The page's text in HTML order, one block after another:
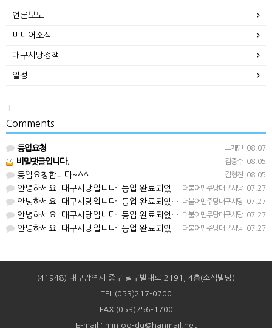
언론보도
미디어소식
대구시당정책
일정
+
Comments
노재민 08.07
등업요청
김종수 08.05
비밀댓글입니다.
김형진 08.05
등업요청합니다~^^
더불어민주당대구시당 07.27
안녕하세요. 대구시당입니다. 등업 완료되었습니다^^
더불어민주당대구시당 07.27
안녕하세요. 대구시당입니다. 등업 완료되었습니다^^
더불어민주당대구시당 07.27
안녕하세요. 대구시당입니다. 등업 완료되었습니다^^
더불어민주당대구시당 07.27
안녕하세요. 대구시당입니다. 등업 완료되었습니다^^
(41948) 대구광역시 중구 달구벌대로 2191, 4층(소석빌딩)
TEL:(053)217-0700
FAX:(053)756-1700
E-mail : minjoo-dg@hanmail.net